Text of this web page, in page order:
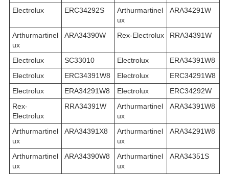
Electrolux
ERC34292S
Arthurmartinel
ux
ARA34291W
Arthurmartinel
ux
ARA34390W Rex-Electrolux RRA34391W
Electrolux SC33010 Electrolux
ERA34391W8
Electrolux
ERC34391W8 Electrolux
ERC34291W8
Electrolux
ERA34291W8 Electrolux
ERC34292W
Rex-
Electrolux
RRA34391W
Arthurmartinel
ux
ARA34391W8
Arthurmartinel
ux
ARA34391X8
Arthurmartinel
ux
ARA34291W8
Arthurmartinel
ux
ARA34390W8
Arthurmartinel
ux
ARA34351S